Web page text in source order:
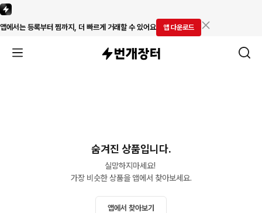
앱에서는 등록부터 찜까지, 더 빠르게 거래할 수 있어요 앱 다운로드
숨겨진 상품입니다.
실망하지마세요!
가장 비슷한 상품을 앱에서 찾아보세요.
앱에서 찾아보기